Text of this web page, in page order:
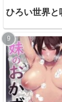
ひろい世界と